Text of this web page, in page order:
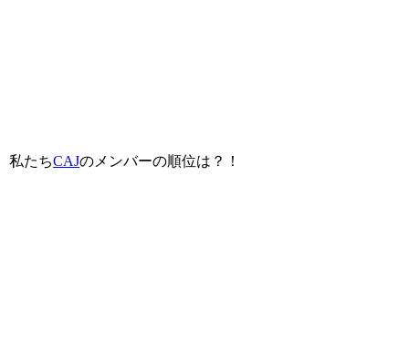
私たちCAJのメンバーの順位は？！